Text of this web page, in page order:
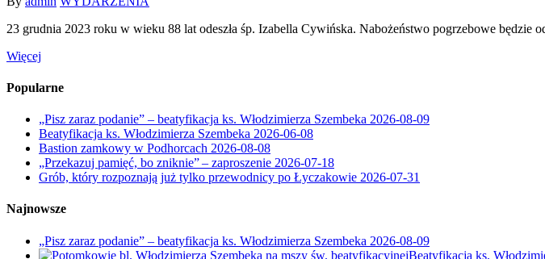
23 grudnia 2023 roku w wieku 88 lat odeszła śp. Izabella Cywińska. Nabożeństwo pogrzebowe będzie
Więcej
Popularne
„Pisz zaraz podanie” – beatyfikacja ks. Włodzimierza Szembeka 2026-08-09
Beatyfikacja ks. Włodzimierza Szembeka 2026-06-08
Bastion zamkowy w Podhorcach 2026-08-08
„Przekazuj pamięć, bo zniknie” – zaproszenie 2026-07-18
Grób, który rozpoznają już tylko przewodnicy po Łyczakowie 2026-07-31
Najnowsze
„Pisz zaraz podanie” – beatyfikacja ks. Włodzimierza Szembeka 2026-08-09
Beatyfikacja ks.